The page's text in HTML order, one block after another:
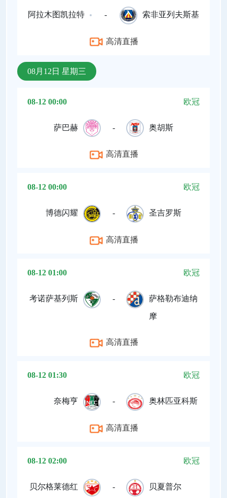
阿拉木图凯拉特 - 索非亚列夫斯基
高清直播
08月12日 星期三
08-12 00:00 欧冠
萨巴赫 - 奥胡斯
高清直播
08-12 00:00 欧冠
博德闪耀 - 圣吉罗斯
高清直播
08-12 01:00 欧冠
考诺萨基列斯 - 萨格勒布迪纳
摩
高清直播
08-12 01:30 欧冠
奈梅亨 - 奥林匹亚科斯
高清直播
08-12 02:00 欧冠
贝尔格莱德红 - 贝夏普尔